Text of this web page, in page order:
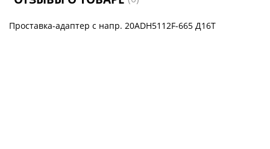
Проставка-адаптер с напр. 20ADH5112F-665 Д16Т